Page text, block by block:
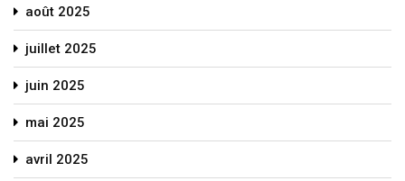
août 2025
juillet 2025
juin 2025
mai 2025
avril 2025